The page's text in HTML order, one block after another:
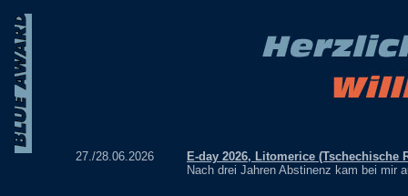
27./28.06.2026
E-day 2026, Litomerice (Tschechische
Nach drei Jahren Abstinenz kam bei mir